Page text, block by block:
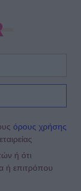
όρους χρήσης
ή ότι
ή επιτρόπου